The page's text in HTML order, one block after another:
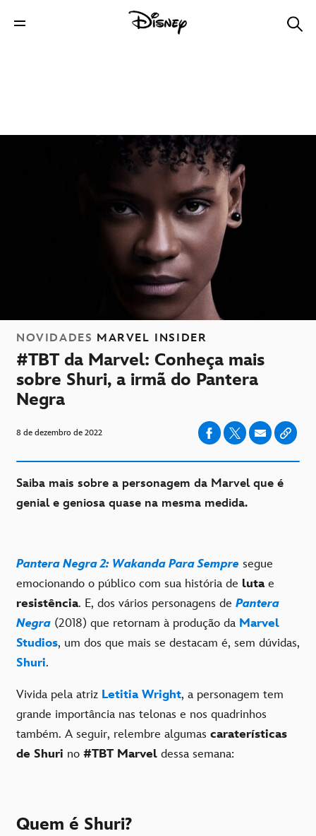
NOVIDADES MARVEL INSIDER
#TBT da Marvel: Conheça mais
sobre Shuri, a irmã do Pantera
Negra
8 de dezembro de 2022
Saiba mais sobre a personagem da Marvel que é
genial e geniosa quase na mesma medida.
Pantera Negra 2: Wakanda Para Sempre segue
emocionando o público com sua história de luta e
resistência. E, dos vários personagens de Pantera
Negra (2018) que retornam à produção da Marvel
Studios, um dos que mais se destacam é, sem dúvidas,
Shuri.
Vivida pela atriz Letitia Wright, a personagem tem
grande importância nas telonas e nos quadrinhos
também. A seguir, relembre algumas caraterísticas
de Shuri no #TBT Marvel dessa semana:
Quem é Shuri?